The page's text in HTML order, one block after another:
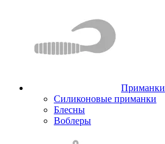
Приманки
Силиконовые приманки
Блесны
Воблеры